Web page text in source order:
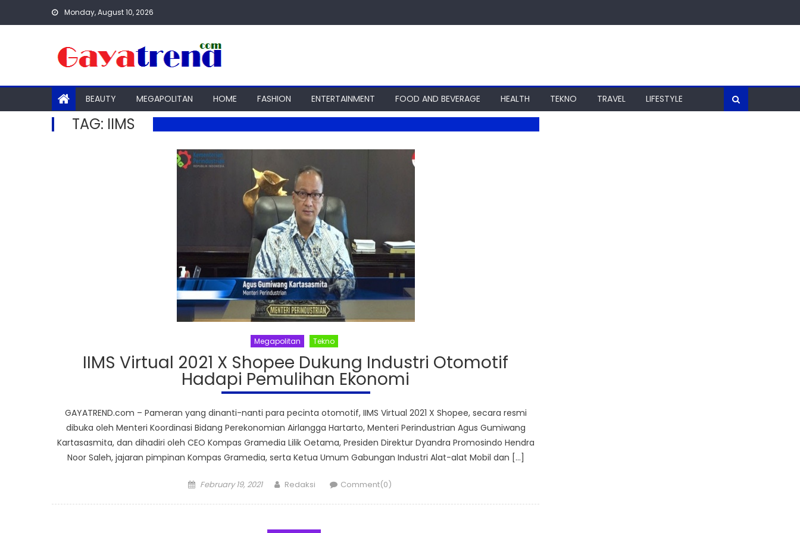
Monday, August 10, 2026
BEAUTY MEGAPOLITAN HOME FASHION ENTERTAINMENT FOOD AND BEVERAGE HEALTH TEKNO TRAVEL LIFESTYLE
TAG: IIMS
Megapolitan Tekno
IIMS Virtual 2021 X Shopee Dukung Industri Otomotif
Hadapi Pemulihan Ekonomi
GAYATREND.com – Pameran yang dinanti-nanti para pecinta otomotif, IIMS Virtual 2021 X Shopee, secara resmi
dibuka oleh Menteri Koordinasi Bidang Perekonomian Airlangga Hartarto, Menteri Perindustrian Agus Gumiwang
Kartasasmita, dan dihadiri oleh CEO Kompas Gramedia Lilik Oetama, Presiden Direktur Dyandra Promosindo Hendra
Noor Saleh, jajaran pimpinan Kompas Gramedia, serta Ketua Umum Gabungan Industri Alat-alat Mobil dan […]
Posted
February 19, 2021 Author
Redaksi Comment(0)